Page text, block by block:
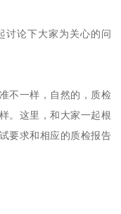
讨论下大家为关心的问
不一样，自然的，质检
。这里，和大家一起根
要求和相应的质检报告